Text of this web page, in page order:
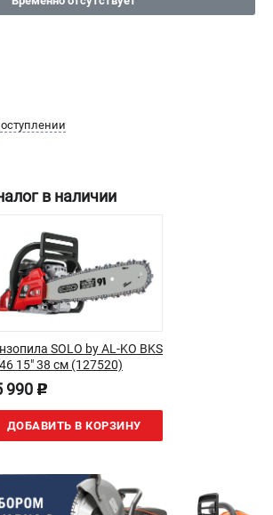
персональных данных
соглашение
в наличии
SOLO by AL-KO BKS
15" 38 см (127520)
990 p
ДОБАВИТЬ В КОРЗИНУ